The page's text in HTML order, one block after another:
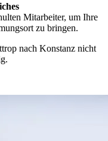
Mitarbeiter, um Ihre
zu bringen.
nach Konstanz nicht